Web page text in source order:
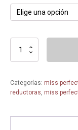
Body
4190
cantidad
Categorías: miss
reductoras miss